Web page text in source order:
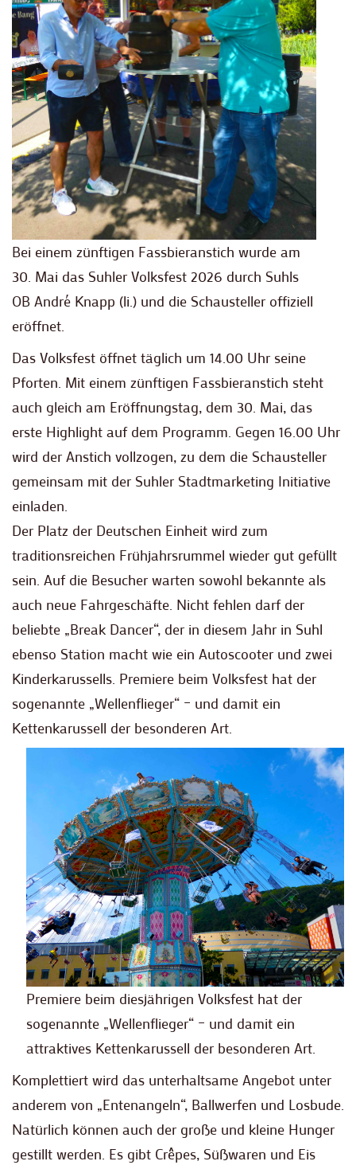
Bei einem zünftigen Fassbieranstich wurde am
30. Mai das Suhler Volksfest 2026 durch Suhls
OB André Knapp (li.) und die Schausteller offiziell
eröffnet.
Das Volksfest öffnet täglich um 14.00 Uhr seine
Pforten. Mit einem zünftigen Fassbieranstich steht
auch gleich am Eröffnungstag, dem 30. Mai, das
erste Highlight auf dem Programm. Gegen 16.00 Uhr
wird der Anstich vollzogen, zu dem die Schausteller
gemeinsam mit der Suhler Stadtmarketing Initiative
einladen.
Der Platz der Deutschen Einheit wird zum
traditionsreichen Frühjahrsrummel wieder gut gefüllt
sein. Auf die Besucher warten sowohl bekannte als
auch neue Fahrgeschäfte. Nicht fehlen darf der
beliebte „Break Dancer“, der in diesem Jahr in Suhl
ebenso Station macht wie ein Autoscooter und zwei
Kinderkarussells. Premiere beim Volksfest hat der
sogenannte „Wellenflieger“ – und damit ein
Kettenkarussell der besonderen Art.
Premiere beim diesjährigen Volksfest hat der
sogenannte „Wellenflieger“ – und damit ein
attraktives Kettenkarussell der besonderen Art.
Komplettiert wird das unterhaltsame Angebot unter
anderem von „Entenangeln“, Ballwerfen und Losbude.
Natürlich können auch der große und kleine Hunger
gestillt werden. Es gibt Crêpes, Süßwaren und Eis